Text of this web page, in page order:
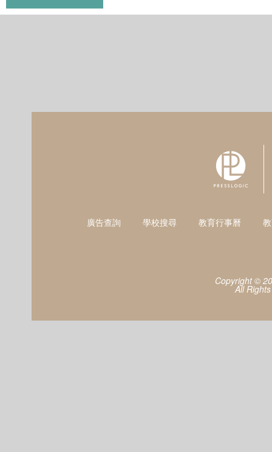
廣告查詢 學校搜尋 教育行事曆
Copyright ©
All